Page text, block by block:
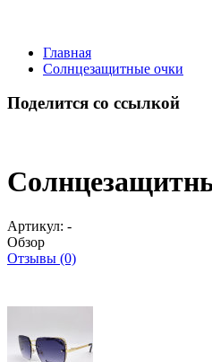
Главная
Солнцезащитные очки
Поделится со ссылкой
Артикул: -
Обзор
Отзывы (0)